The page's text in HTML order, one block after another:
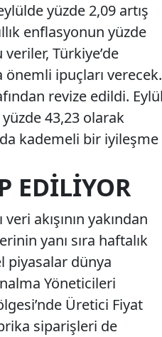
yüzde 2,09 artış
enflasyonun yüzde
Türkiye’de
önemli ipuçları verecek.
revize edildi.
43,23 olarak
kademeli bir iyileşme
EDILIYOR
akışının yakından
yanı sıra haftalık
piyasalar dünya
Yöneticileri
Üretici Fiyat
siparişleri de